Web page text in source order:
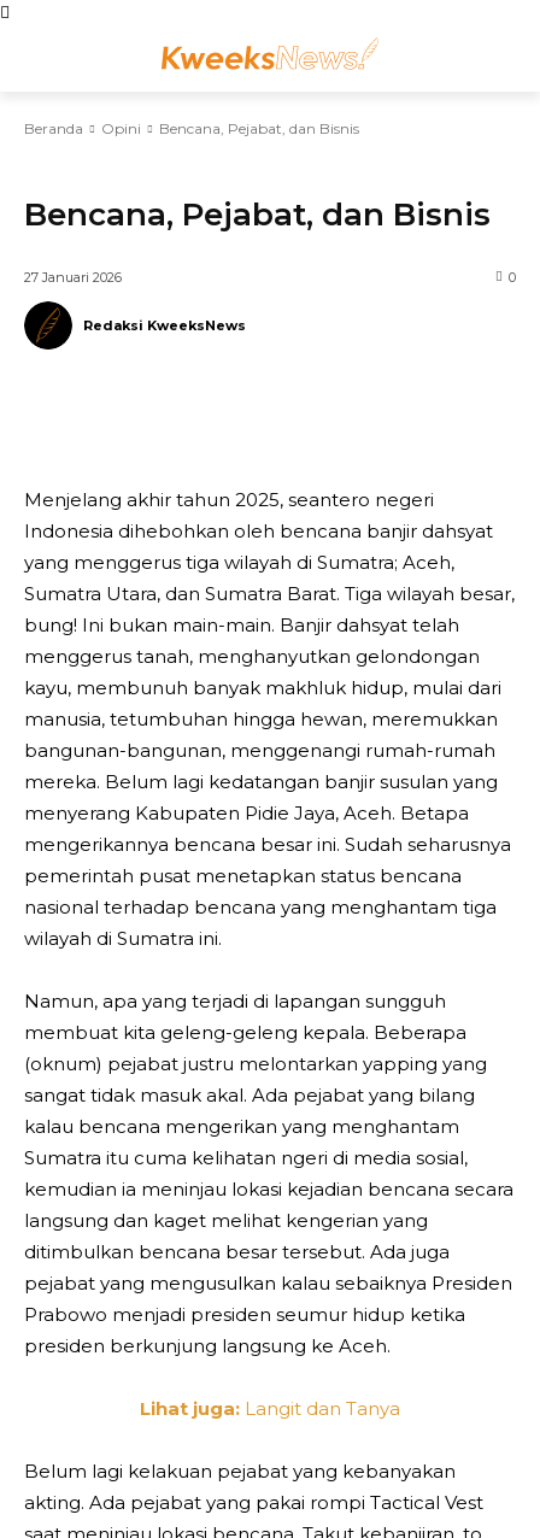
Beranda Opini Bencana, Pejabat, dan Bisnis
Bencana, Pejabat, dan Bisnis
0
27 Januari 2026
Redaksi KweeksNews
Menjelang akhir tahun 2025, seantero negeri
Indonesia dihebohkan oleh bencana banjir dahsyat
yang menggerus tiga wilayah di Sumatra; Aceh,
Sumatra Utara, dan Sumatra Barat. Tiga wilayah besar,
bung! Ini bukan main-main. Banjir dahsyat telah
menggerus tanah, menghanyutkan gelondongan
kayu, membunuh banyak makhluk hidup, mulai dari
manusia, tetumbuhan hingga hewan, meremukkan
bangunan-bangunan, menggenangi rumah-rumah
mereka. Belum lagi kedatangan banjir susulan yang
menyerang Kabupaten Pidie Jaya, Aceh. Betapa
mengerikannya bencana besar ini. Sudah seharusnya
pemerintah pusat menetapkan status bencana
nasional terhadap bencana yang menghantam tiga
wilayah di Sumatra ini.
Namun, apa yang terjadi di lapangan sungguh
membuat kita geleng-geleng kepala. Beberapa
(oknum) pejabat justru melontarkan yapping yang
sangat tidak masuk akal. Ada pejabat yang bilang
kalau bencana mengerikan yang menghantam
Sumatra itu cuma kelihatan ngeri di media sosial,
kemudian ia meninjau lokasi kejadian bencana secara
langsung dan kaget melihat kengerian yang
ditimbulkan bencana besar tersebut. Ada juga
pejabat yang mengusulkan kalau sebaiknya Presiden
Prabowo menjadi presiden seumur hidup ketika
presiden berkunjung langsung ke Aceh.
Lihat juga: Langit dan Tanya
Belum lagi kelakuan pejabat yang kebanyakan
akting. Ada pejabat yang pakai rompi Tactical Vest